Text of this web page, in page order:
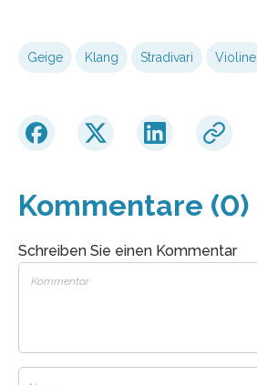
Geige Klang Stradivari Violine
Kommentare (0)
Schreiben Sie einen Kommentar